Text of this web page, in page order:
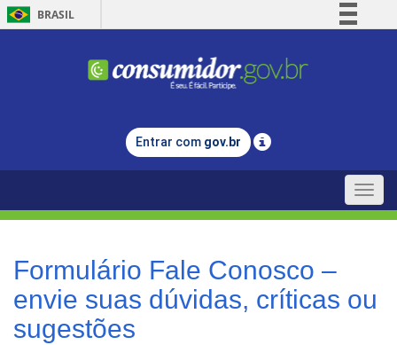
BRASIL
Comunica BR
Legislação
Entrar com gov.br
Toggle
Formulário Fale Conosco –
envie suas dúvidas, críticas ou
sugestões